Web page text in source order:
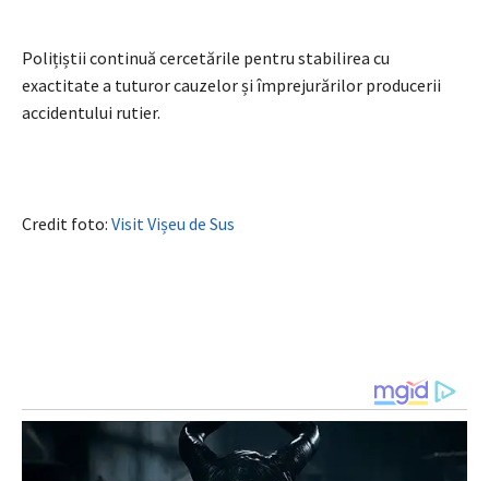
Polițiștii continuă cercetările pentru stabilirea cu
exactitate a tuturor cauzelor și împrejurărilor producerii
accidentului rutier.
Credit foto: Visit Vișeu de Sus